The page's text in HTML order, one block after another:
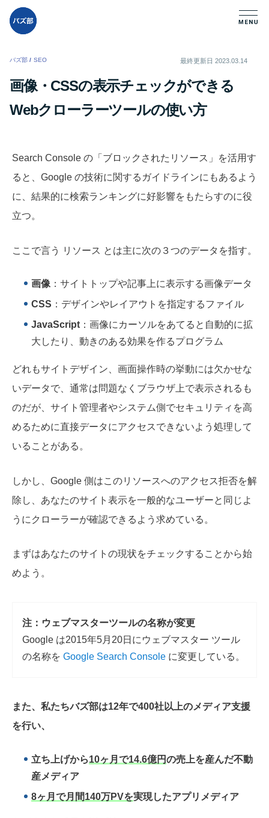
バズ部 / SEO 最終更新日 2023.03.14
画像・CSSの表示チェックができる
Webクローラーツールの使い方
Search Console の「ブロックされたリソース」を活用す
ると、Google の技術に関するガイドラインにもあるよう
に、結果的に検索ランキングに好影響をもたらすのに役
立つ。
ここで言う リソース とは主に次の３つのデータを指す。
画像 ：サイトトップや記事上に表示する画像データ
CSS ：デザインやレイアウトを指定するファイル
JavaScript ：画像にカーソルをあてると自動的に拡
大したり、動きのある効果を作るプログラム
どれもサイトデザイン、画面操作時の挙動には欠かせな
いデータで、通常は問題なくブラウザ上で表示されるも
のだが、サイト管理者やシステム側でセキュリティを高
めるために直接データにアクセスできないよう処理して
いることがある。
しかし、Google 側はこのリソースへのアクセス拒否を解
除し、あなたのサイト表示を一般的なユーザーと同じよ
うにクローラーが確認できるよう求めている。
まずはあなたのサイトの現状をチェックすることから始
めよう。
注：ウェブマスターツールの名称が変更
Google は2015年5月20日にウェブマスター ツール
の名称を Google Search Console に変更している。
また、私たちバズ部は12年で400社以上のメディア支援
を行い、
立ち上げから10ヶ月で14.6億円の売上を産んだ不動
産メディア
8ヶ月で月間140万PVを実現したアプリメディア